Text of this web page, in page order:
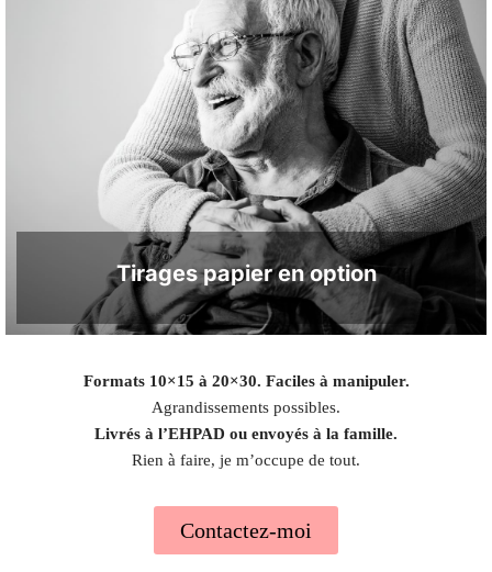
Tirages papier en option
Formats 10×15 à 20×30. Faciles à manipuler.
Agrandissements possibles.
Livrés à l’EHPAD ou envoyés à la famille.
Rien à faire, je m’occupe de tout.
Contactez-moi